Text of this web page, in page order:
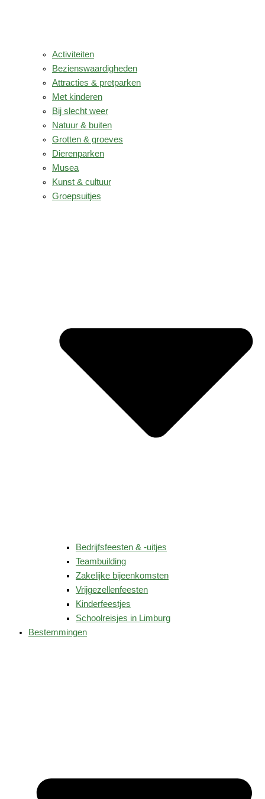
Activiteiten
Bezienswaardigheden
Attracties & pretparken
Met kinderen
Bij slecht weer
Natuur & buiten
Grotten & groeves
Dierenparken
Musea
Kunst & cultuur
Groepsuitjes
Bedrijfsfeesten & -uitjes
Teambuilding
Zakelijke bijeenkomsten
Vrijgezellenfeesten
Kinderfeestjes
Schoolreisjes in Limburg
Bestemmingen